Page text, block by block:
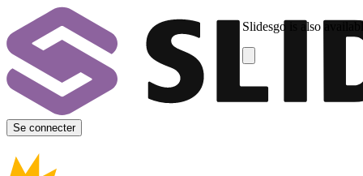
Slidesgo is also
Se connecter